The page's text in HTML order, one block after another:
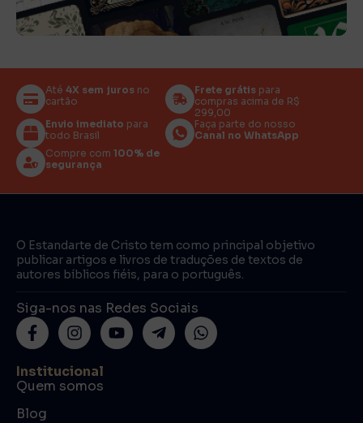
Até 4X sem juros no
cartão
Frete grátis para
compras acima de R$
299,00
Envio imediato para
todo Brasil
Faça parte do nosso
Canal no WhatsApp
Compre com 100% de
segurança
O Estandarte de Cristo tem como principal objetivo
publicar artigos e livros de traduções de textos de
autores bíblicos fiéis, para o português.
Siga-nos nas Redes Sociais
Institucional
Quem somos
Blog